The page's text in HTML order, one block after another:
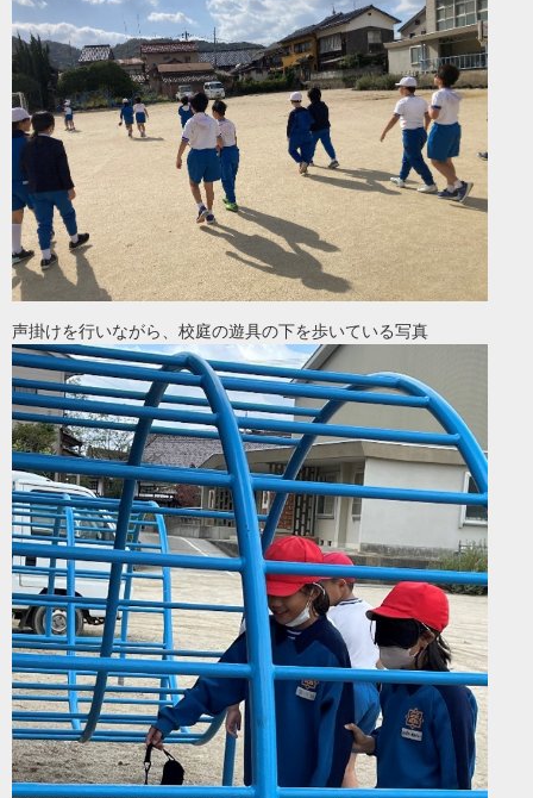
声掛けを行いながら、校庭の遊具の下を歩いている写真